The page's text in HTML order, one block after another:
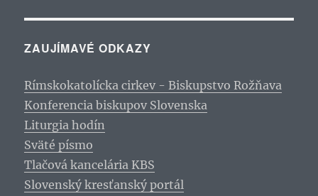
ZAUJÍMAVÉ ODKAZY
Rímskokatolícka cirkev - Biskupstvo Rožňava
Konferencia biskupov Slovenska
Liturgia hodín
Sväté písmo
Tlačová kancelária KBS
Slovenský kresťanský portál